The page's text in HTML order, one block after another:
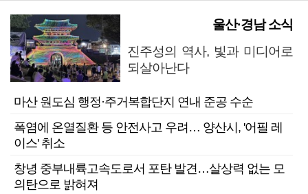
울산·경남 소식
진주성의 역사, 빛과 미디어로
되살아난다
마산 원도심 행정·주거복합단지 연내 준공 수순
폭염에 온열질환 등 안전사고 우려… 양산시, '어필 레
이스' 취소
창녕 중부내륙고속도로서 포탄 발견…살상력 없는 모
의탄으로 밝혀져